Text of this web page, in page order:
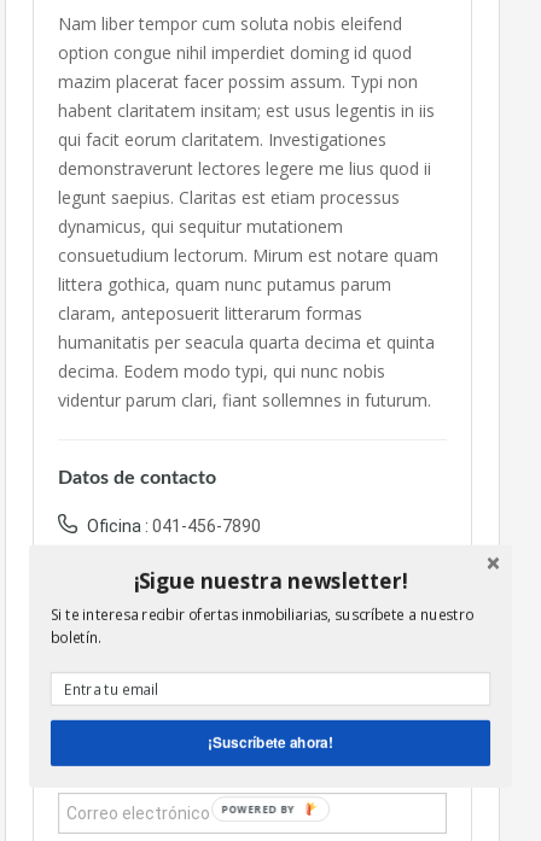
Nam liber tempor cum soluta nobis eleifend
option congue nihil imperdiet doming id quod
mazim placerat facer possim assum. Typi non
habent claritatem insitam; est usus legentis in iis
qui facit eorum claritatem. Investigationes
demonstraverunt lectores legere me lius quod ii
legunt saepius. Claritas est etiam processus
dynamicus, qui sequitur mutationem
consuetudium lectorum. Mirum est notare quam
littera gothica, quam nunc putamus parum
claram, anteposuerit litterarum formas
humanitatis per seacula quarta decima et quinta
decima. Eodem modo typi, qui nunc nobis
videntur parum clari, fiant sollemnes in futurum.
Datos de contacto
Oficina : 041-456-7890
Móvil :0223-123-4567
Fax :041-789-1234
Enviar un mensaje
¡Sigue nuestra newsletter!
Si te interesa recibir ofertas inmobiliarias, suscríbete a nuestro
boletín.
¡Suscríbete ahora!
POWERED BY